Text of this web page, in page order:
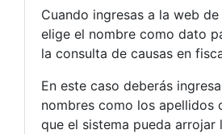
Cuando ingresas a la web
elige el nombre como dato
la consulta de causas en
En este caso deberás
nombres como los apellidos
que el sistema pueda arrojar